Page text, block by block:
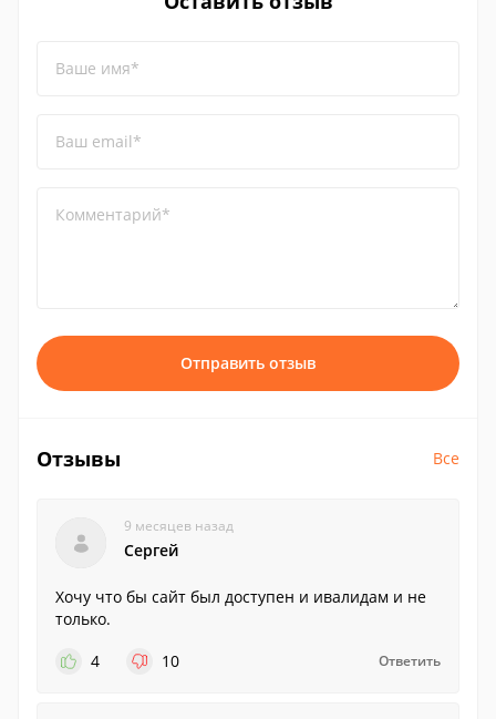
Ваше имя*
Ваш email*
Комментарий*
Отправить отзыв
Отзывы Все
9 месяцев назад
Сергей
Хочу что бы сайт был доступен и ивалидам и не
только.
4
10 Ответить